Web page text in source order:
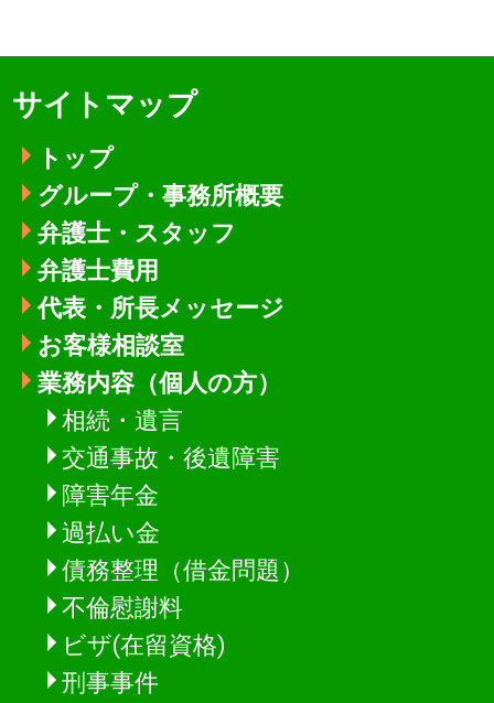
サイトマップ
トップ
グループ・事務所概要
弁護士・スタッフ
弁護士費用
代表・所長メッセージ
お客様相談室
業務内容（個人の方）
相続・遺言
交通事故・後遺障害
障害年金
過払い金
債務整理（借金問題）
不倫慰謝料
ビザ(在留資格)
刑事事件